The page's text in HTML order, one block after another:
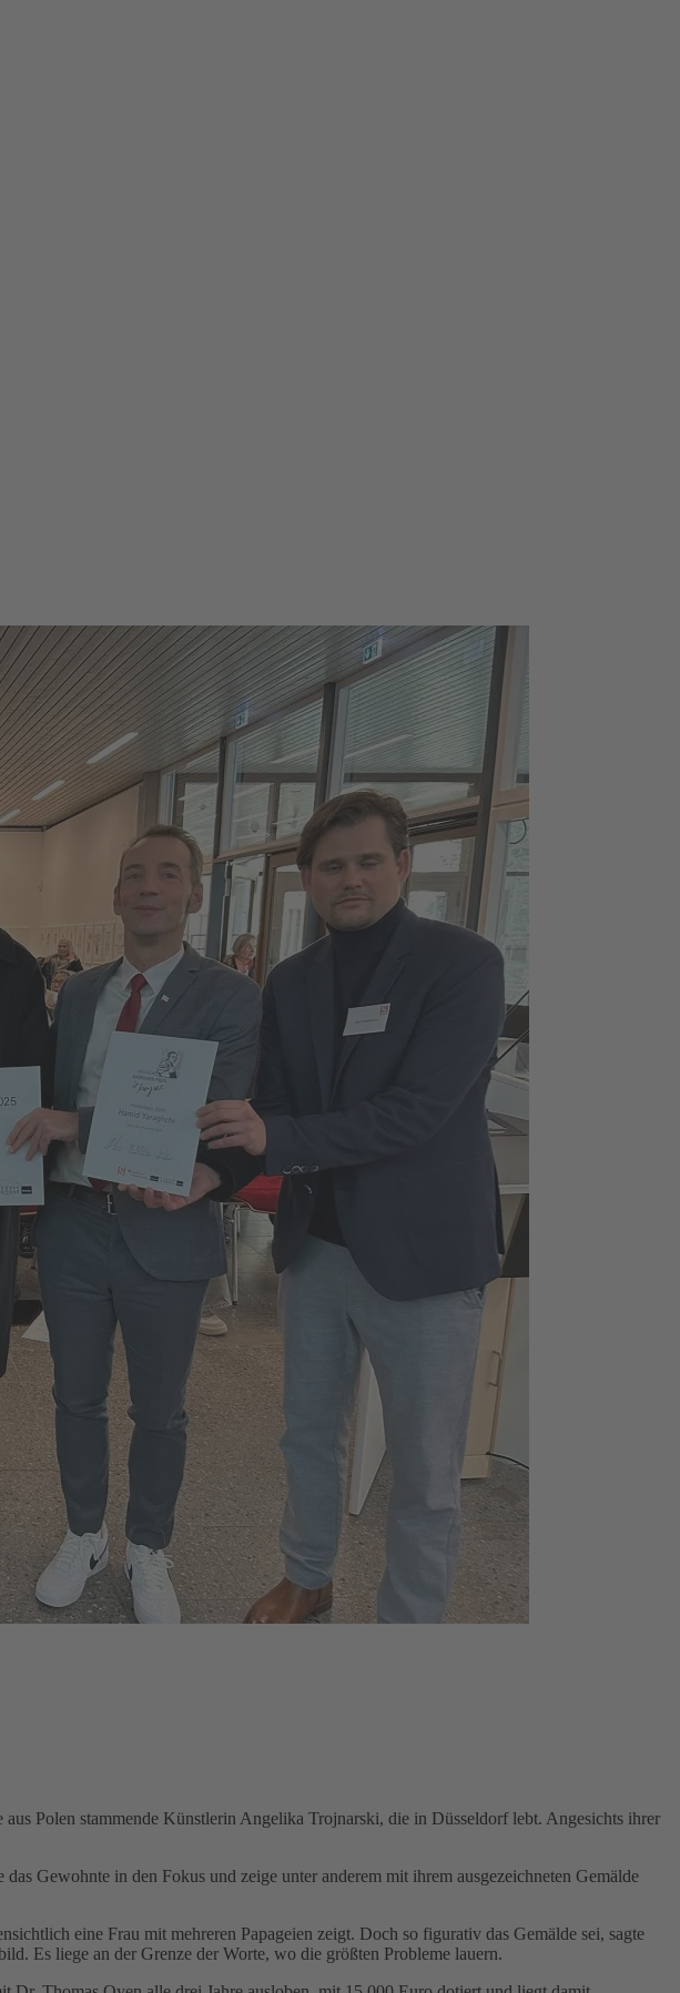
Polen stammende Künstlerin Angelika Trojnarski, die in Düsseldorf lebt. Angesichts ihrer
Gewohnte in den Fokus und zeige unter anderem mit ihrem ausgezeichneten Gemälde
eine Frau mit mehreren Papageien zeigt. Doch so figurativ das Gemälde sei, sagte
Es liege an der Grenze der Worte, wo die größten Probleme lauern.